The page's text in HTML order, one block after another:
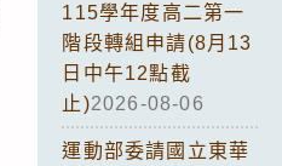
115學年度高二第一
階段轉組申請(8月13
日中午12點截
止)2026-08-06
運動部委請國立東華